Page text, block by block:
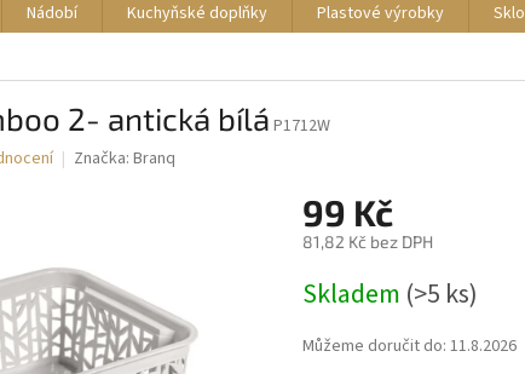
Nádobí Kuchyňské doplňky Plastové výrobky Sklo
2- antická bíláP1712W
Značka: Branq
99 Kč
81,82 Kč bez DPH
cena:
Skladem (>5 ks)
Můžeme doručit do: 11.8.2026